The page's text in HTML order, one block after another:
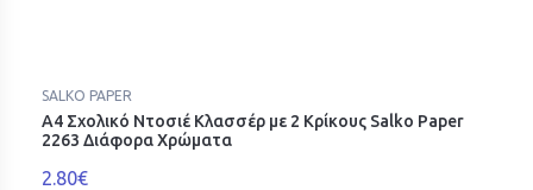
SALKO PAPER
Α4 Σχολικό Ντοσιέ Κλασσέρ με 2 Κρίκους Salko Paper
2263 Διάφορα Χρώματα
2.80€